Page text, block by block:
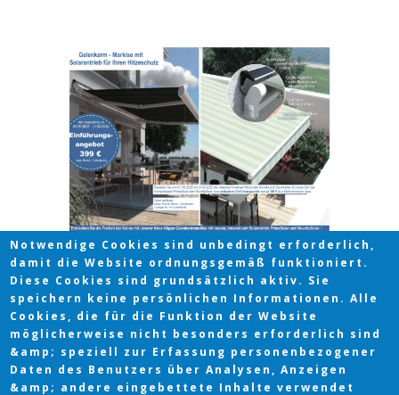
Notwendige Cookies sind unbedingt erforderlich,
damit die Website ordnungsgemäß funktioniert.
Diese Cookies sind grundsätzlich aktiv. Sie
speichern keine persönlichen Informationen. Alle
Cookies, die für die Funktion der Website
möglicherweise nicht besonders erforderlich sind
&amp; speziell zur Erfassung personenbezogener
Daten des Benutzers über Analysen, Anzeigen
&amp; andere eingebettete Inhalte verwendet